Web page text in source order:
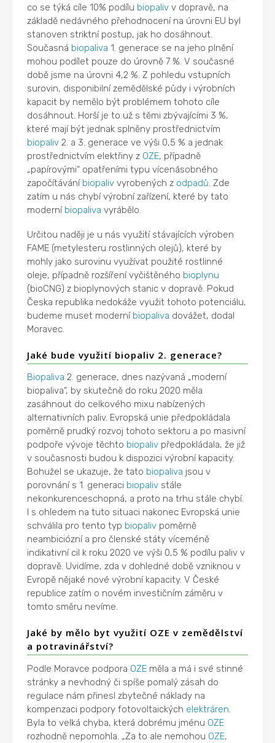
co se týká cíle 10% podílu biopaliv v dopravě, na
základě nedávného přehodnocení na úrovni EU byl
stanoven striktní postup, jak ho dosáhnout.
Současná biopaliva 1. generace se na jeho plnění
mohou podílet pouze do úrovně 7 %. V současné
době jsme na úrovni 4,2 %. Z pohledu vstupních
surovin, disponibilní zemědělské půdy i výrobních
kapacit by nemělo být problémem tohoto cíle
dosáhnout. Horší je to už s těmi zbývajícími 3 %,
které mají být jednak splněny prostřednictvím
biopaliv 2. a 3. generace ve výši 0,5 % a jednak
prostřednictvím elektřiny z OZE, případně
„papírovými“ opatřeními typu vícenásobného
započítávání biopaliv vyrobených z odpadů. Zde
zatím u nás chybí výrobní zařízení, které by tato
moderní biopaliva vyrábělo.
Určitou naději je u nás využití stávajících výroben
FAME (metylesteru rostlinných olejů), které by
mohly jako surovinu využívat použité rostlinné
oleje, případně rozšíření vyčištěného bioplynu
(bioCNG) z bioplynových stanic v dopravě. Pokud
Česka republika nedokáže využit tohoto potenciálu,
budeme muset moderní biopaliva dovážet, dodal
Moravec.
Jaké bude využití biopaliv 2. generace?
Biopaliva 2. generace, dnes nazývaná „moderní
biopaliva“, by skutečně do roku 2020 měla
zasáhnout do celkového mixu nabízených
alternativních paliv. Evropská unie předpokládala
poměrně prudký rozvoj tohoto sektoru a po masivní
podpoře vývoje těchto biopaliv předpokládala, že již
v současnosti budou k dispozici výrobní kapacity.
Bohužel se ukazuje, že tato biopaliva jsou v
porovnání s 1. generaci biopaliv stále
nekonkurenceschopná, a proto na trhu stále chybí.
I s ohledem na tuto situaci nakonec Evropská unie
schválila pro tento typ biopaliv poměrně
neambiciózní a pro členské státy víceméně
indikativní cil k roku 2020 ve výši 0,5 % podílu paliv v
dopravě. Uvidíme, zda v dohledné době vzniknou v
Evropě nějaké nové výrobní kapacity. V České
republice zatím o novém investičním záměru v
tomto směru nevíme.
Jaké by mělo byt využití OZE v zemědělství
a potravinářství?
Podle Moravce podpora OZE měla a má i své stinné
stránky a nevhodný či spíše pomalý zásah do
regulace nám přinesl zbytečné náklady na
kompenzaci podpory fotovoltaických elektráren.
Byla to velká chyba, která dobrému jménu OZE
rozhodně nepomohla. „Za to ale nemohou OZE,